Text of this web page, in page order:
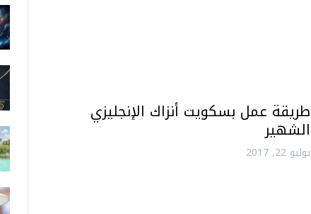
طريقة عمل بسكويت أنزاك الإنجليزي
الشهير
يوليو 22, 2017